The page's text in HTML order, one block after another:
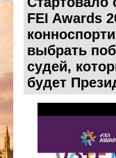
FEI Awards
выбрать
судей,
будет